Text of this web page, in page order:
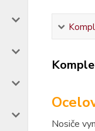
Nosiče